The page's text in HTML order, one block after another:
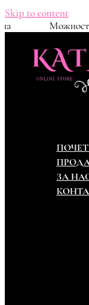
Skip to content
замена
ЗА